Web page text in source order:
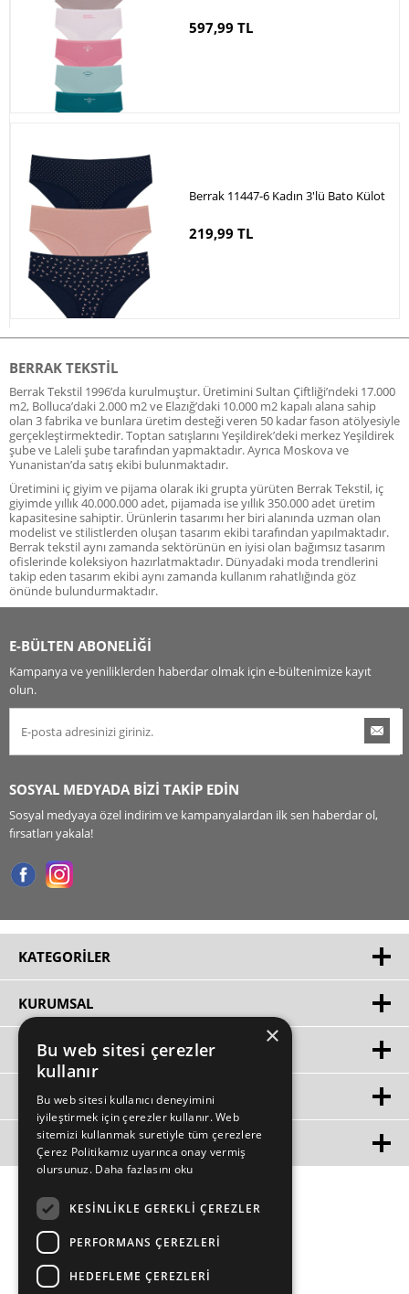
597,99 TL
Berrak 11447-6 Kadın 3'lü Bato Külot
219,99 TL
BERRAK TEKSTIL
Berrak Tekstil 1996’da kurulmuştur. Üretimini Sultan Çiftliği’ndeki 17.000
m2, Bolluca’daki 2.000 m2 ve Elazığ’daki 10.000 m2 kapalı alana sahip
olan 3 fabrika ve bunlara üretim desteği veren 50 kadar fason atölyesiyle
gerçekleştirmektedir. Toptan satışlarını Yeşildirek’deki merkez Yeşildirek
şube ve Laleli şube tarafından yapmaktadır. Ayrıca Moskova ve
Yunanistan’da satış ekibi bulunmaktadır.
Üretimini iç giyim ve pijama olarak iki grupta yürüten Berrak Tekstil, iç
giyimde yıllık 40.000.000 adet, pijamada ise yıllık 350.000 adet üretim
kapasitesine sahiptir. Ürünlerin tasarımı her biri alanında uzman olan
modelist ve stilistlerden oluşan tasarım ekibi tarafından yapılmaktadır.
Berrak tekstil aynı zamanda sektörünün en iyisi olan bağımsız tasarım
ofislerinde koleksiyon hazırlatmaktadır. Dünyadaki moda trendlerini
takip eden tasarım ekibi aynı zamanda kullanım rahatlığında göz
önünde bulundurmaktadır.
E-BÜLTEN ABONELİĞİ
Kampanya ve yeniliklerden haberdar olmak için e-bültenimize kayıt
olun.
SOSYAL MEDYADA BİZİ TAKİP EDİN
Sosyal medyaya özel indirim ve kampanyalardan ilk sen haberdar ol,
fırsatları yakala!
KATEGORILER
KURUMSAL
HIZLI ERIŞIM
ÜYE
MÜŞTERİ HİZMETLERİ
×
Bu web sitesi çerezler
kullanır
Bu web sitesi kullanıcı deneyimini
iyileştirmek için çerezler kullanır. Web
sitemizi kullanmak suretiyle tüm çerezlere
Çerez Politikamız uyarınca onay vermiş
olursunuz. Daha fazlasını oku
KESINLIKLE GEREKLI ÇEREZLER
PERFORMANS ÇEREZLERI
HEDEFLEME ÇEREZLERI